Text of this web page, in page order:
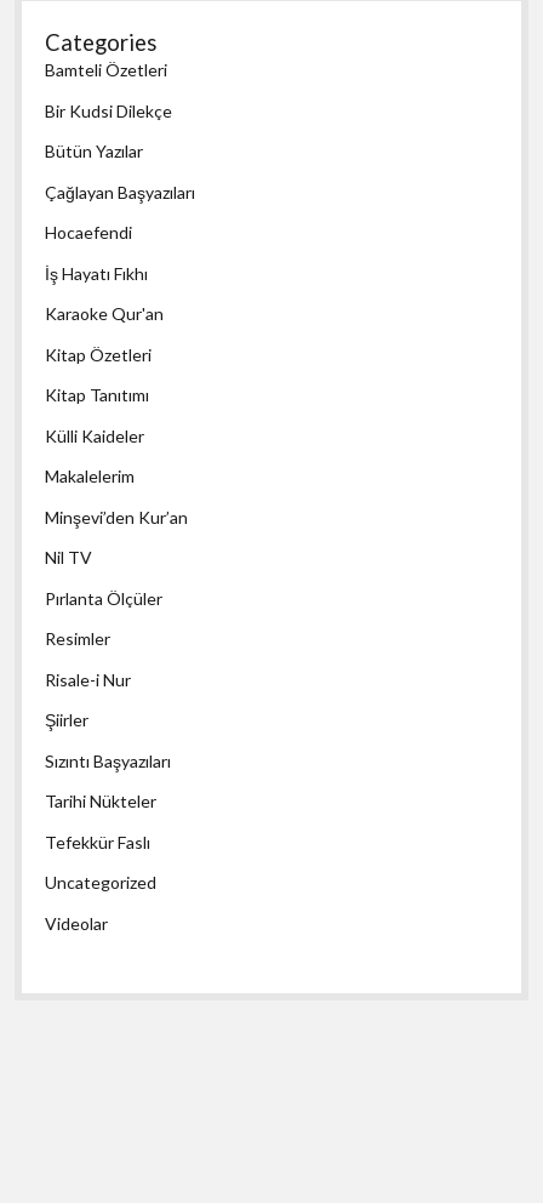
Categories
Bamteli Özetleri
Bir Kudsi Dilekçe
Bütün Yazılar
Çağlayan Başyazıları
Hocaefendi
İş Hayatı Fıkhı
Karaoke Qur'an
Kitap Özetleri
Kitap Tanıtımı
Külli Kaideler
Makalelerim
Minşevi’den Kur’an
Nil TV
Pırlanta Ölçüler
Resimler
Risale-i Nur
Şiirler
Sızıntı Başyazıları
Tarihi Nükteler
Tefekkür Faslı
Uncategorized
Videolar